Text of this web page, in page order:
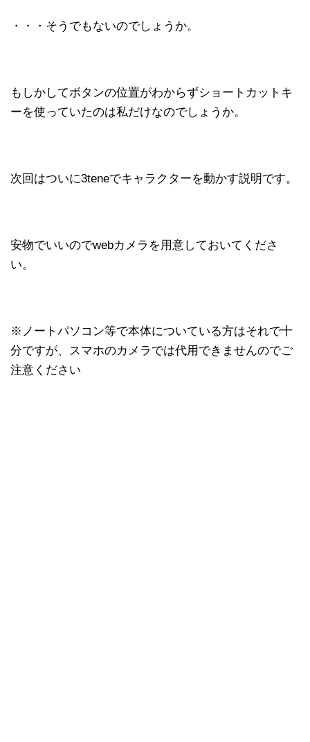
・・・そうでもないのでしょうか。
もしかしてボタンの位置がわからずショートカットキ
ーを使っていたのは私だけなのでしょうか。
次回はついに3teneでキャラクターを動かす説明です。
安物でいいのでwebカメラを用意しておいてくださ
い。
※ノートパソコン等で本体についている方はそれで十
分ですが、スマホのカメラでは代用できませんのでご
注意ください